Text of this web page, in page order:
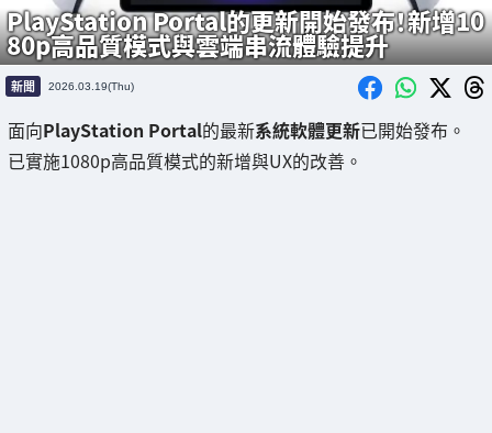
PlayStation Portal的更新開始發布！新增10
80p高品質模式與雲端串流體驗提升
新聞 2026.03.19(Thu)
面向PlayStation Portal的最新系統軟體更新已開始發布。
已實施1080p高品質模式的新增與UX的改善。